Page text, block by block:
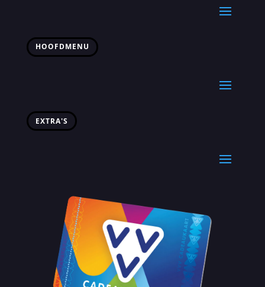
HOOFDMENU
EXTRA'S